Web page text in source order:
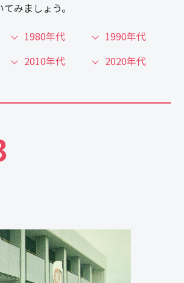
みましょう。
1980年代
1990年代
2010年代 2020年代